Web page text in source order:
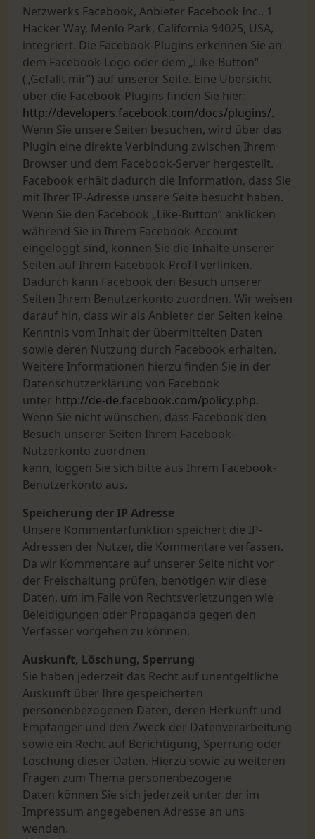
Netzwerks Facebook, Anbieter Facebook Inc., 1
Hacker Way, Menlo Park, California 94025, USA,
integriert. Die Facebook-Plugins erkennen Sie an
dem Facebook-Logo oder dem „Like-Button“
(„Gefällt mir“) auf unserer Seite. Eine Übersicht
über die Facebook-Plugins finden Sie hier:
http://developers.facebook.com/docs/plugins/.
Wenn Sie unsere Seiten besuchen, wird über das
Plugin eine direkte Verbindung zwischen Ihrem
Browser und dem Facebook-Server hergestellt.
Facebook erhält dadurch die Information, dass Sie
mit Ihrer IP-Adresse unsere Seite besucht haben.
Wenn Sie den Facebook „Like-Button“ anklicken
während Sie in Ihrem Facebook-Account
eingeloggt sind, können Sie die Inhalte unserer
Seiten auf Ihrem Facebook-Profil verlinken.
Dadurch kann Facebook den Besuch unserer
Seiten Ihrem Benutzerkonto zuordnen. Wir weisen
darauf hin, dass wir als Anbieter der Seiten keine
Kenntnis vom Inhalt der übermittelten Daten
sowie deren Nutzung durch Facebook erhalten.
Weitere Informationen hierzu finden Sie in der
Datenschutzerklärung von Facebook
unter http://de-de.facebook.com/policy.php.
Wenn Sie nicht wünschen, dass Facebook den
Besuch unserer Seiten Ihrem Facebook-
Nutzerkonto zuordnen
kann, loggen Sie sich bitte aus Ihrem Facebook-
Benutzerkonto aus.
Speicherung der IP Adresse
Unsere Kommentarfunktion speichert die IP-
Adressen der Nutzer, die Kommentare verfassen.
Da wir Kommentare auf unserer Seite nicht vor
der Freischaltung prüfen, benötigen wir diese
Daten, um im Falle von Rechtsverletzungen wie
Beleidigungen oder Propaganda gegen den
Verfasser vorgehen zu können.
Auskunft, Löschung, Sperrung
Sie haben jederzeit das Recht auf unentgeltliche
Auskunft über Ihre gespeicherten
personenbezogenen Daten, deren Herkunft und
Empfänger und den Zweck der Datenverarbeitung
sowie ein Recht auf Berichtigung, Sperrung oder
Löschung dieser Daten. Hierzu sowie zu weiteren
Fragen zum Thema personenbezogene
Daten können Sie sich jederzeit unter der im
Impressum angegebenen Adresse an uns
wenden.